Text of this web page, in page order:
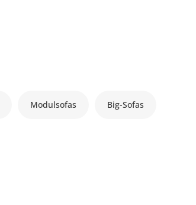
Modulsofas Big-Sofas